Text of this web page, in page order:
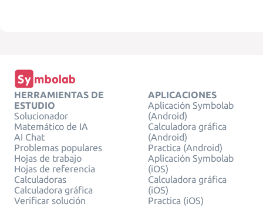
HERRAMIENTAS DE
ESTUDIO
Solucionador
Matemático de IA
AI Chat
Problemas populares
Hojas de trabajo
Hojas de referencia
Calculadoras
Calculadora gráfica
Verificar solución
APLICACIONES
Aplicación Symbolab
(Android)
Calculadora gráfica
(Android)
Practica (Android)
Aplicación Symbolab
(iOS)
Calculadora gráfica
(iOS)
Practica (iOS)